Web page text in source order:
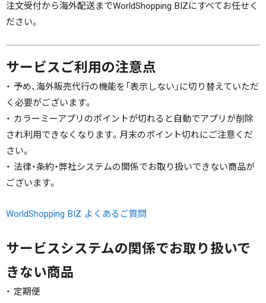
注文受付から海外配送までWorldShopping BIZにすべてお任せく
ださい。
サービスご利用の注意点
・ 予め、海外販売代行の機能を「表示しない」に切り替えていただ
く必要がございます。
・ カラーミーアプリのポイントが切れると自動でアプリが削除
され利用できなくなります。月末のポイント切れにご注意くだ
さい。
・ 法律・条約・弊社システムの関係でお取り扱いできない商品が
ございます。
WorldShopping BIZ よくあるご質問
サービスシステムの関係でお取り扱いで
きない商品
・ 定期便